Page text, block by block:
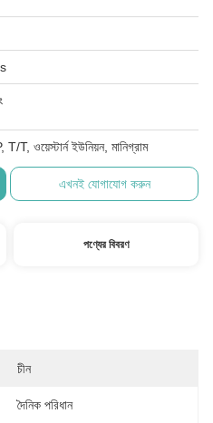
ওয়েস্টার্ন ইউনিয়ন, মানিগ্রাম
এখনই যোগাযোগ করুন
পণ্যের বিবরণ
চীন
দৈনিক পরিধান